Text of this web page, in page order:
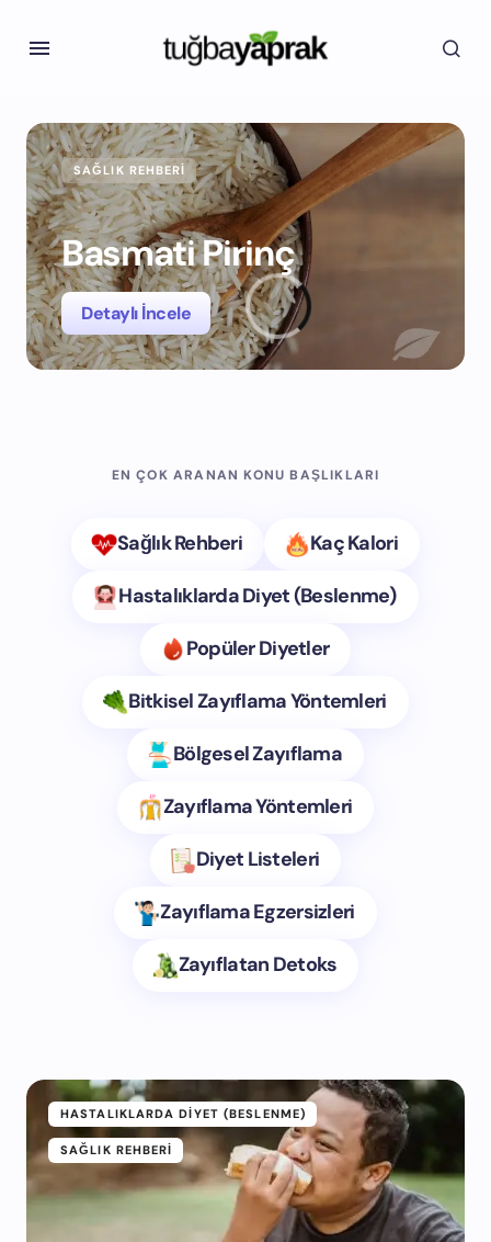
SAĞLIK REHBERI
Basmati Pirinç
Detaylı İncele
EN ÇOK ARANAN KONU BAŞLIKLARI
Sağlık Rehberi
Kaç Kalori
Hastalıklarda Diyet (Beslenme)
Popüler Diyetler
Bitkisel Zayıflama Yöntemleri
Bölgesel Zayıflama
Zayıflama Yöntemleri
Diyet Listeleri
Zayıflama Egzersizleri
Zayıflatan Detoks
HASTALIKLARDA DIYET (BESLENME)
SAĞLIK REHBERI